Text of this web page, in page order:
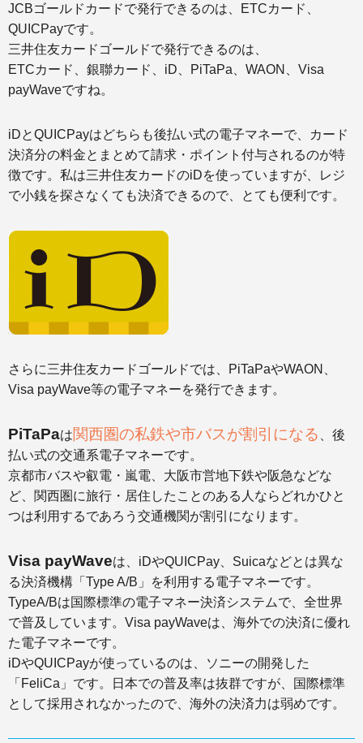
JCBゴールドカードで発行できるのは、ETCカード、
QUICPayです。
三井住友カードゴールドで発行できるのは、
ETCカード、銀聯カード、iD、PiTaPa、WAON、Visa
payWaveですね。
iDとQUICPayはどちらも後払い式の電子マネーで、カード
決済分の料金とまとめて請求・ポイント付与されるのが特
徴です。私は三井住友カードのiDを使っていますが、レジ
で小銭を探さなくても決済できるので、とても便利です。
さらに三井住友カードゴールドでは、PiTaPaやWAON、
Visa payWave等の電子マネーを発行できます。
PiTaPaは関西圏の私鉄や市バスが割引になる
、後
払い式の交通系電子マネーです。
京都市バスや叡電・嵐電、大阪市営地下鉄や阪急などな
ど、関西圏に旅行・居住したことのある人ならどれかひと
つは利用するであろう交通機関が割引になります。
Visa payWaveは、iDやQUICPay、Suicaなどとは異な
る決済機構「Type A/B」を利用する電子マネーです。
TypeA/Bは国際標準の電子マネー決済システムで、全世界
で普及しています。Visa payWaveは、海外での決済に優れ
た電子マネーです。
iDやQUICPayが使っているのは、ソニーの開発した
「FeliCa」です。日本での普及率は抜群ですが、国際標準
として採用されなかったので、海外の決済力は弱めです。